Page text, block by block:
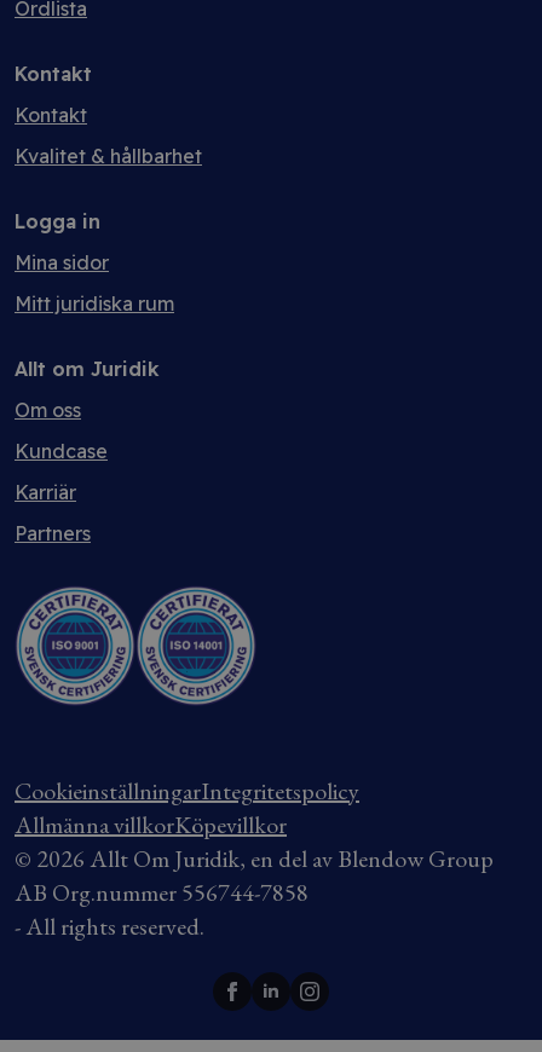
Ordlista
Kontakt
Kontakt
Kvalitet & hållbarhet
Logga in
Mina sidor
Mitt juridiska rum
Allt om Juridik
Om oss
Kundcase
Karriär
Partners
CookieinställningarIntegritetspolicy
Allmänna villkorKöpevillkor
© 2026 Allt Om Juridik, en del av Blendow Group
AB Org.nummer 556744-7858
- All rights reserved.